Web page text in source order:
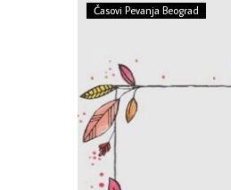
Časovi Pevanja Beograd